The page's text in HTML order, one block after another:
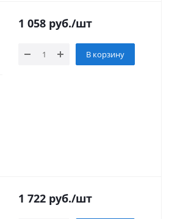
1 058 руб./шт
В корзину
1 722 руб./шт